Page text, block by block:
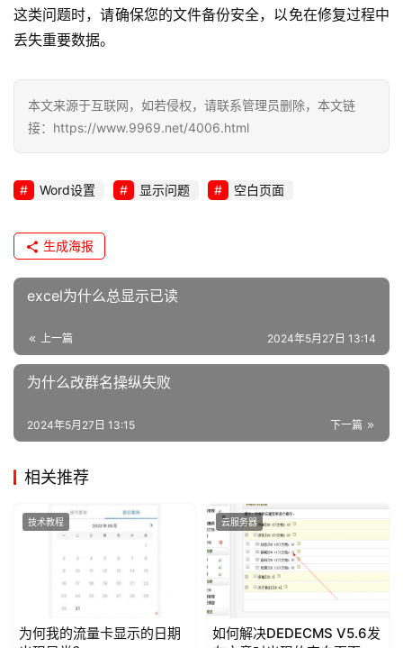
网
络
n
x
运
维
这类问题时，请确保您的文件备份安全，以免在修复过程中
丢失重要数据。
本文来源于互联网，如若侵权，请联系管理员删除，本文链
接：https://www.9969.net/4006.html
Word设置 显示问题 空白页面
生成海报
excel为什么总显示已读
上一篇 2024年5月27日 13:14
为什么改群名操纵失败
下一篇
2024年5月27日 13:15
相关推荐
技术教程
为何我的流量卡显示的日期
云服务器
如何解决DEDECMS V5.6发